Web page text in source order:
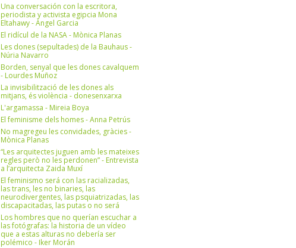
Una conversación con la escritora,
periodista y activista egipcia Mona
Eltahawy - Àngel Garcia
El ridícul de la NASA - Mònica Planas
Les dones (sepultades) de la Bauhaus -
Núria Navarro
Borden, senyal que les dones cavalquem
- Lourdes Muñoz
La invisibilització de les dones als
mitjans, és violència - donesenxarxa
L'argamassa - Mireia Boya
El feminisme dels homes - Anna Petrús
No magregeu les convidades, gràcies -
Mònica Planas
“Les arquitectes juguen amb les mateixes
regles però no les perdonen” - Entrevista
a l’arquitecta Zaida Muxí
El feminismo será con las racializadas,
las trans, les no binaries, las
neurodivergentes, las psquiatrizadas, las
discapacitadas, las putas o no será
Los hombres que no querían escuchar a
las fotógrafas: la historia de un vídeo
que a estas alturas no debería ser
polémico - Iker Morán